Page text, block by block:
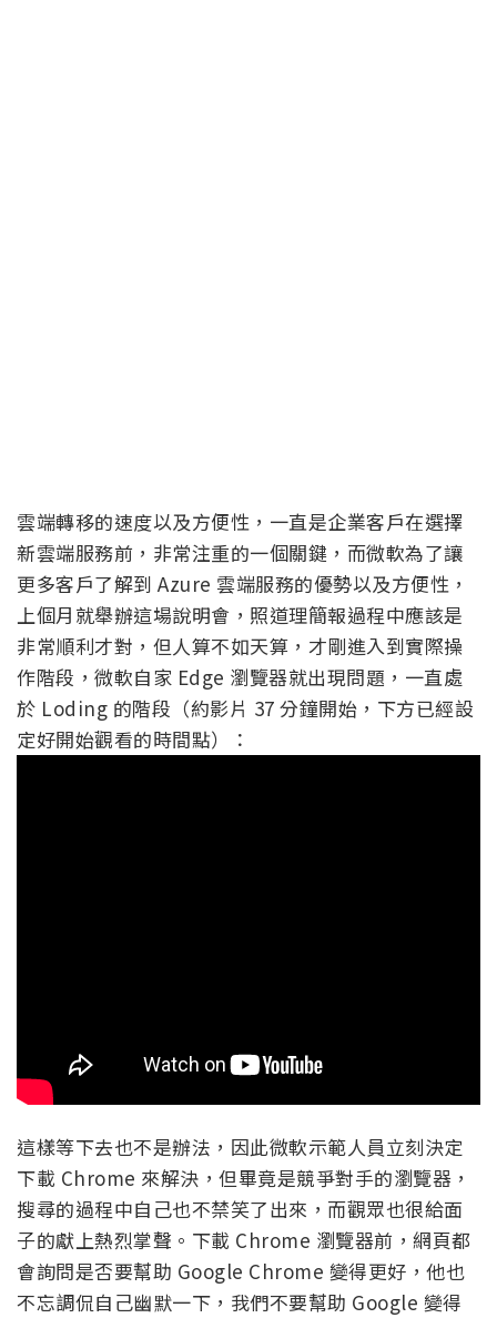
雲端轉移的速度以及方便性，一直是企業客戶在選擇
新雲端服務前，非常注重的一個關鍵，而微軟為了讓
更多客戶了解到 Azure 雲端服務的優勢以及方便性，
上個月就舉辦這場說明會，照道理簡報過程中應該是
非常順利才對，但人算不如天算，才剛進入到實際操
作階段，微軟自家 Edge 瀏覽器就出現問題，一直處
於 Loding 的階段（約影片 37 分鐘開始，下方已經設
定好開始觀看的時間點）：
這樣等下去也不是辦法，因此微軟示範人員立刻決定
下載 Chrome 來解決，但畢竟是競爭對手的瀏覽器，
搜尋的過程中自己也不禁笑了出來，而觀眾也很給面
子的獻上熱烈掌聲。下載 Chrome 瀏覽器前，網頁都
會詢問是否要幫助 Google Chrome 變得更好，他也
不忘調侃自己幽默一下，我們不要幫助 Google 變得